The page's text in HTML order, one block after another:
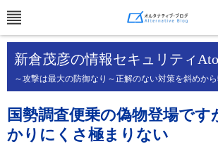
新倉茂彦の情報セキュリティ
～攻撃は最大の防御なり～正解のない対策を斜めか
国勢調査便乗の偽物登場です
かりにくさ極まりない